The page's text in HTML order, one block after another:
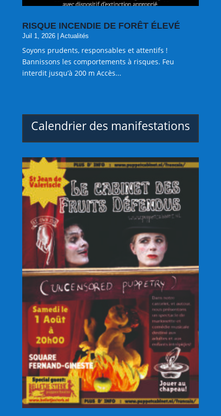
RISQUE INCENDIE DE FORÊT ÉLEVÉ
Juil 1, 2026| Actualités
Soyons prudents, responsables et attentifs !
Bannissons les comportements à risques. Feu
interdit jusqu’à 200 m Accès...
Calendrier des manifestations